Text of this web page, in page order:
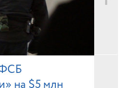
ФСБ
на $5 млн